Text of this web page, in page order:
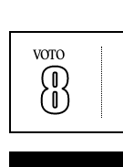
VOTO
8